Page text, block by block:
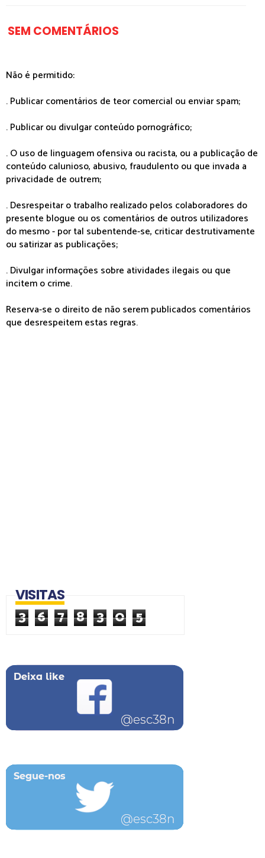
SEM COMENTÁRIOS
Não é permitido:
. Publicar comentários de teor comercial ou enviar spam;
. Publicar ou divulgar conteúdo pornográfico;
. O uso de linguagem ofensiva ou racista, ou a publicação de
conteúdo calunioso, abusivo, fraudulento ou que invada a
privacidade de outrem;
. Desrespeitar o trabalho realizado pelos colaboradores do
presente blogue ou os comentários de outros utilizadores
do mesmo - por tal subentende-se, criticar destrutivamente
ou satirizar as publicações;
. Divulgar informações sobre atividades ilegais ou que
incitem o crime.
Reserva-se o direito de não serem publicados comentários
que desrespeitem estas regras.
VISITAS
3 6 7 8 3 0 5